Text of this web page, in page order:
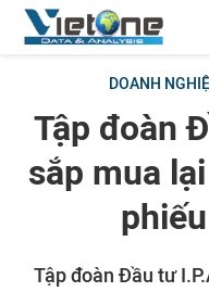
DOANH
Tập đoàn
sắp mua
Tập đoàn Đầu tư